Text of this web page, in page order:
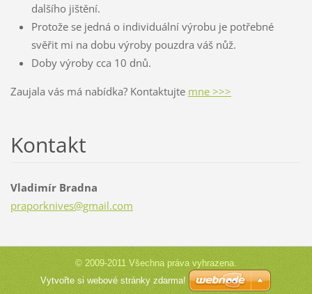
dalšího jištění.
Protože se jedná o individuální výrobu je potřebné
svěřit mi na dobu výroby pouzdra váš nůž.
Doby výroby cca 10 dnů.
Zaujala vás má nabídka? Kontaktujte mne >>>
Kontakt
Vladimír Bradna
praporknives@gmail.com
© 2009-2011 Všechna práva vyhrazena.
Vytvořte si webové stránky zdarma!